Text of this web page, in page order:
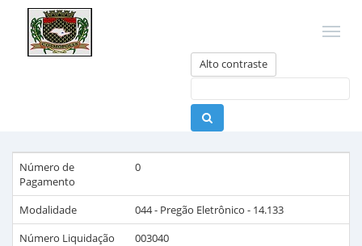
Alto contraste
Número de
Pagamento
0
Modalidade
044 - Pregão Eletrônico - 14.133
Número Liquidação
003040